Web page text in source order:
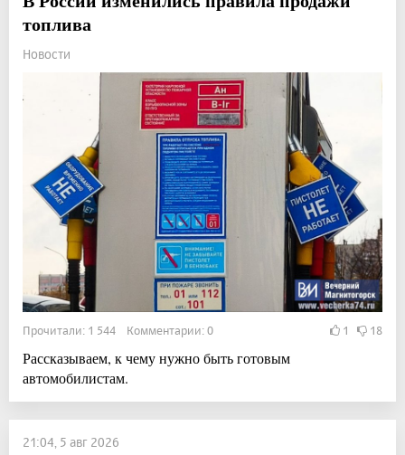
топлива
Новости
Прочитали: 1 544 Комментарии: 0 1 18
Рассказываем, к чему нужно быть готовым
автомобилистам.
21:04, 5 авг 2026